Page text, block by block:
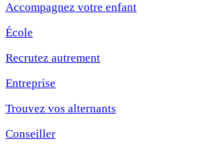
Accompagnez votre enfant
École
Recrutez autrement
Entreprise
Trouvez vos alternants
Conseiller